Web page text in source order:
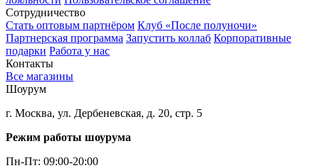
Сотрудничество
Стать оптовым партнёром Клуб «После полуночи»
Партнерская программа Запустить коллаб Корпоративные
подарки Работа у нас
Контакты
Все магазины
Шоурум
г. Москва, ул. Дербеневская, д. 20, стр. 5
Режим работы шоурума
Пн-Пт: 09:00-20:00